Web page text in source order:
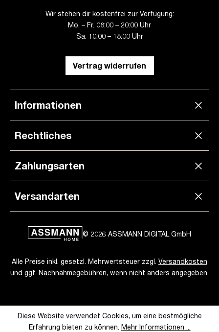
Wir stehen dir kostenfrei zur Verfügung:
Mo. – Fr. 08:00 – 20:00 Uhr
Sa. 10:00 – 18:00 Uhr
Vertrag widerrufen
Informationen
Rechtliches
Zahlungsarten
Versandarten
© 2026 ASSMANN DIGITAL GmbH
Alle Preise inkl. gesetzl. Mehrwertsteuer zzgl. Versandkosten
und ggf. Nachnahmegebühren, wenn nicht anders angegeben.
Diese Website verwendet Cookies, um eine bestmögliche
Erfahrung bieten zu können. Mehr Informationen ...